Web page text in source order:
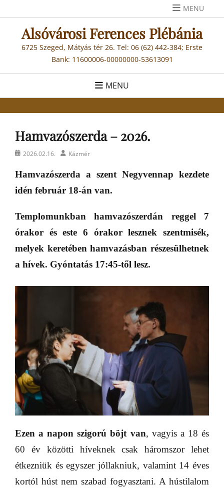
to
content
MENU
Alsóvárosi Ferences Plébánia
6725 Szeged, Mátyás tér 26. Tel: 06 (62) 442-384; Erste
Bank: 11600006-00000000-53613091
MENU
Hamvazószerda – 2026.
Posted2026.02.16. AuthorKázmér
Hamvazószerda a szent Negyvennap kezdete
idén február 18-án van.
Templomunkban hamvazószerdán reggel 7
órakor és este 6 órakor lesznek szentmisék,
melyek keretében hamvazásban részesülhetnek
a hívek. Gyóntatás 17:45-től lesz.
Ezen a napon szigorú böjt van, vagyis a 18 és
60 év közötti híveknek csak háromszor lehet
étkezniük és egyszer jóllakniuk, valamint 14 éves
kortól húst nem szabad fogyasztani. A hústilalom